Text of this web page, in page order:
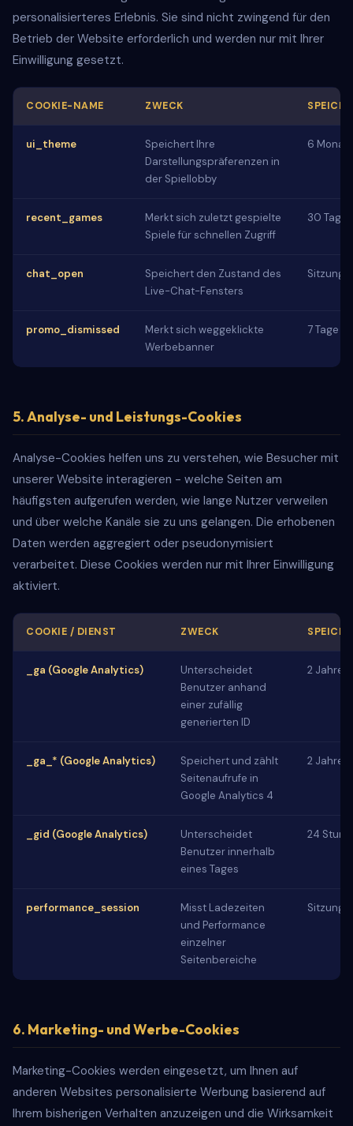
personalisierteres Erlebnis. Sie sind nicht zwingend für den
Betrieb der Website erforderlich und werden nur mit Ihrer
Einwilligung gesetzt.
COOKIE-NAME ZWECK
ui_theme
Speichert Ihre
Darstellungspräferenzen in
der Spiellobby
6
recent_games
Merkt sich zuletzt gespielte
Spiele für schnellen Zugriff
30 Tage
chat_open
Speichert den Zustand des
Live-Chat-Fensters
promo_dismissed
Merkt sich weggeklickte
Werbebanner
7 Tage
5. Analyse- und Leistungs-Cookies
Analyse-Cookies helfen uns zu verstehen, wie Besucher mit
unserer Website interagieren - welche Seiten am
häufigsten aufgerufen werden, wie lange Nutzer verweilen
und über welche Kanäle sie zu uns gelangen. Die erhobenen
Daten werden aggregiert oder pseudonymisiert
verarbeitet. Diese Cookies werden nur mit Ihrer Einwilligung
aktiviert.
COOKIE / DIENST ZWECK
_ga (Google Analytics)
Unterscheidet
Benutzer anhand
einer zufällig
generierten ID
2 Jahre
_ga_* (Google Analytics)
Speichert und zählt
Seitenaufrufe in
Google Analytics 4
2 Jahre
_gid (Google Analytics)
Unterscheidet
Benutzer innerhalb
eines Tages
24
performance_session
Misst Ladezeiten
und Performance
einzelner
Seitenbereiche
6. Marketing- und Werbe-Cookies
Marketing-Cookies werden eingesetzt, um Ihnen auf
anderen Websites personalisierte Werbung basierend auf
Ihrem bisherigen Verhalten anzuzeigen und die Wirksamkeit